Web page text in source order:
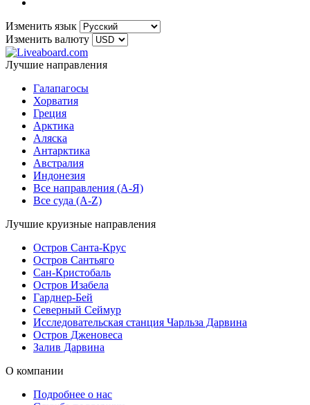
Изменить язык
Изменить валюту
Лучшие направления
Галапагосы
Хорватия
Греция
Арктика
Аляска
Антарктика
Австралия
Индонезия
Все направления (A-Я)
Все суда (A-Z)
Лучшие круизные направления
Остров Санта-Крус
Остров Сантьяго
Сан-Кристобаль
Остров Изабела
Гарднер-Бей
Северный Сеймур
Исследовательская станция Чарльза Дарвина
Остров Дженовеса
Залив Дарвина
О компании
Подробнее о нас